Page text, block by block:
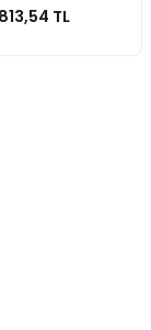
TL